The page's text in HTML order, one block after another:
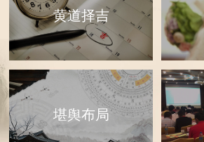
黄道择吉
堪舆布局